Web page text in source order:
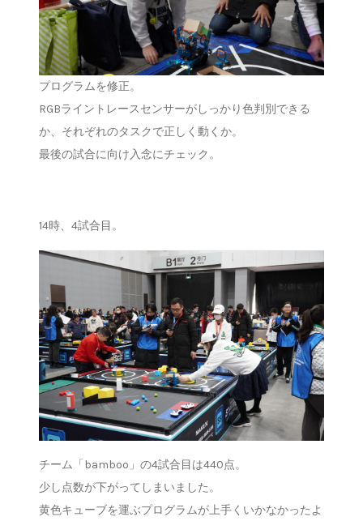
プログラムを修正。
RGBライントレースセンサーがしっかり色判別できる
か、それぞれのタスクで正しく動くか。
最後の試合に向け入念にチェック。
14時、4試合目。
チーム「bamboo」の4試合目は440点。
少し点数が下がってしまいました。
黄色キューブを運ぶプログラムが上手くいかなかったよ